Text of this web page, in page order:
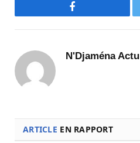
Facebook
N'Djaména Actu
ARTICLE EN RAPPORT